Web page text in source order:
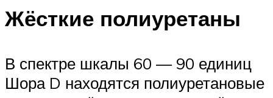
Жёсткие полиуретаны
В спектре шкалы 60 — 90 единиц
Шора D находятся полиуретановые